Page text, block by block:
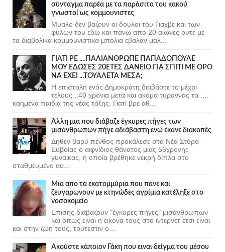
σύνταγμα παρέα με τα παράσιτα του κακού
γνωστοί ως κομμουνιστες
Μυαλο δεν βαζουν οι δουλοι του Γιαχβε και των
φυλων του εδω και πανω απο 20 αιωνες ουτε με
τα διαβολικα κομμουνιστικα μπολια εβαλαν μαλ...
ΓΙΑΤΙ ΡΕ ....ΠΑΛΙΑΝΘΡΩΠΕ ΠΑΠΑΔΟΠΟΥΛΕ
ΜΟΥ ΕΔΩΣΕΣ 20ΕΤΕΣ ΔΑΝΕΙΟ ΓΙΑ ΣΠΙΤΙ ΜΕ ΟΡΟ
ΝΑ ΕΧΕΙ ...ΤΟΥΑΛΕΤΑ ΜΕΣΑ;
Η επιστολή ενός Δημοκράτη,διαβάστε το μέχρι
τέλους...40 χρόνια μετά και ακόμα τυραννάς τα ....
καημένα παιδιά της νέας τάξης. Γιατί βρε άθ...
Άλλη μια που διάβαζε έγκυρες πήγες των
μισάνθρωπων πήγε αδιάβαστη ενώ έκανε διακοπές
Δηθεν βαρύ πένθος προκάλεσε στα Νέα Στύρα
Ευβοίας ο αιφνίδιος θάνατος μιας 56χρονης
γυναίκας, η οποία βρέθηκε νεκρή δίπλα στο
σταθμευμένο αυ...
Μια απο τα εκατομμύρια που πανε και
ζευγαρωνουν με κτηνώδες αγρίμια κατέληξε στο
νοσοκομείο
Επισης διαβαζουν "έγκυρες πήγες" μισάνθρωπων
και οπως ειναι η εικονα τους στο ιντερνετ ετσι ειναι
και στην ζωη τους, τουτεστιν ο...
Ακούστε κάποιον Γάκη που ειναι δείγμα του μέσου